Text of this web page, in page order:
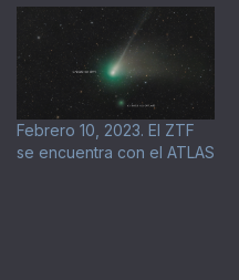
Febrero 10, 2023. El ZTF
se encuentra con el ATLAS